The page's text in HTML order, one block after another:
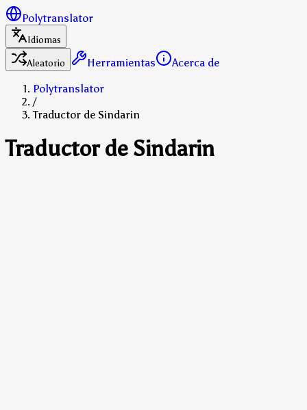
Polytranslator
Idiomas
Aleatorio
Herramientas
Acerca de
Polytranslator
/
Traductor de Sindarin
Traductor de Sindarin